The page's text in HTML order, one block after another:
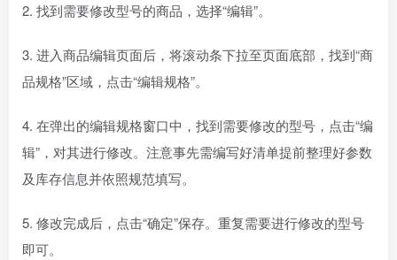
2. 找到需要修改型号的商品，选择“编辑”。
3. 进入商品编辑页面后，将滚动条下拉至页面底部，找到“商
品规格”区域，点击“编辑规格”。
4. 在弹出的编辑规格窗口中，找到需要修改的型号，点击“编
辑”，对其进行修改。注意事先需编写好清单提前整理好参数
及库存信息并依照规范填写。
5. 修改完成后，点击“确定”保存。重复需要进行修改的型号
即可。